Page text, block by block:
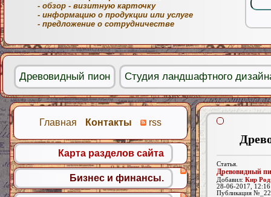
Статья.
Древовидный
Добавил: Кир
28-06-2017,
Публикация
Главная Контакты rss
Карта разделов сайта
Бизнес и финансы.
- обзор - визитную карточку
- информацию о продукции или услуге
- предложение о сотрудничестве
Древовидный пион Студия ландшафтного